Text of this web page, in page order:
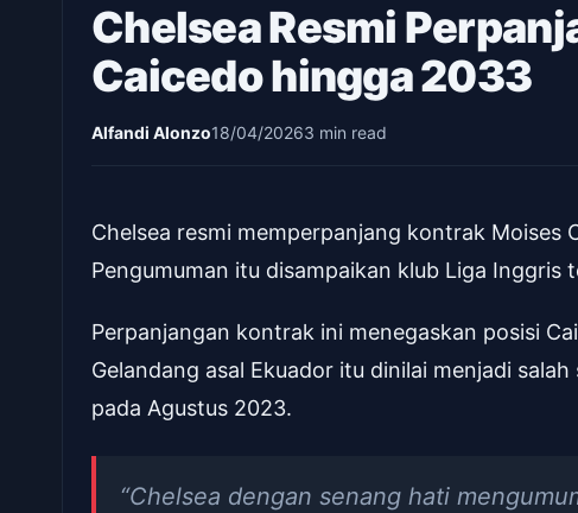
Chelsea Resmi
Caicedo hingga 2033
Alfandi Alonzo18/04/20263 min read
Chelsea resmi memperpanjang kontrak Moises
Pengumuman itu disampaikan klub Liga Inggris
Perpanjangan kontrak ini menegaskan posisi
Gelandang asal Ekuador itu dinilai menjadi
pada Agustus 2023.
“Chelsea dengan senang hati